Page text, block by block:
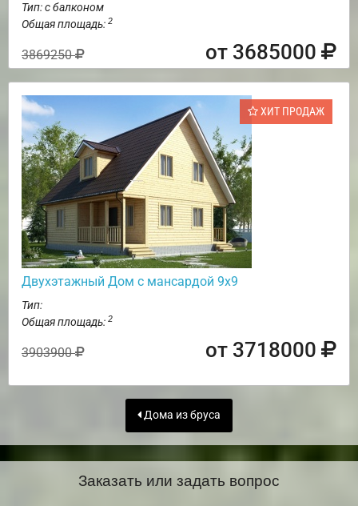
Тип: с балконом
Общая площадь: 2
3869250 от 3685000
ХИТ ПРОДАЖ
Двухэтажный Дом с мансардой 9х9
Тип:
Общая площадь: 2
3903900 от 3718000
Дома из бруса
Заказать или задать вопрос